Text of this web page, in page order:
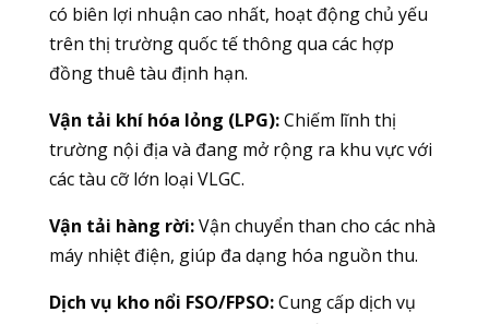
có biên lợi nhuận cao nhất, hoạt động chủ yếu
trên thị trường quốc tế thông qua các hợp
đồng thuê tàu định hạn.
Vận tải khí hóa lỏng (LPG):Chiếm lĩnh thị
trường nội địa và đang mở rộng ra khu vực với
các tàu cỡ lớn loại VLGC.
Vận tải hàng rời:Vận chuyển than cho các nhà
máy nhiệt điện, giúp đa dạng hóa nguồn thu.
Dịch vụ kho nổi FSO/FPSO:Cung cấp dịch vụ